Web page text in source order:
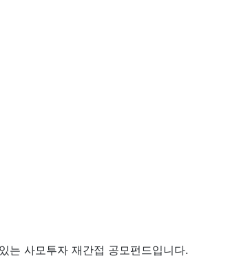
는 사모투자 재간접 공모펀드입니다.